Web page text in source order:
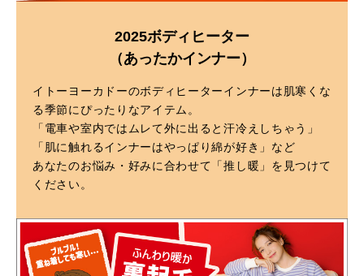
2025ボディヒーター
（あったかインナー）
イトーヨーカドーのボディヒーターインナーは肌寒くな
る季節にぴったりなアイテム。
「電車や室内ではムレて外に出ると汗冷えしちゃう」
「肌に触れるインナーはやっぱり綿が好き」など
あなたのお悩み・好みに合わせて「推し暖」を見つけて
ください。